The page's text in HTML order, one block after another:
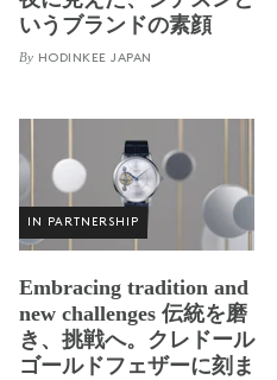
いうブランドの素顔
By HODINKEE JAPAN
IN PARTNERSHIP
Embracing tradition and
new challenges 伝統を磨
き、挑戦へ。クレドール
ゴールドフェザーに刻ま